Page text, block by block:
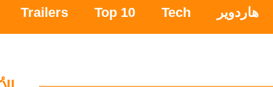
هاردوير Tech
Top 10
Trailers